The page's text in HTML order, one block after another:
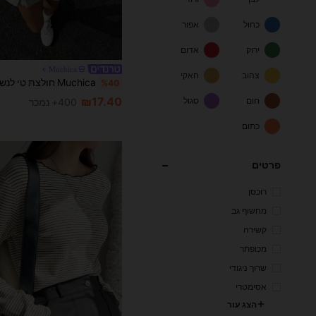
כחול אפור
ירוק אדום
צהוב חאקי
חום סגול
כתום
פרטים
רוכסן
מחשוף גב
קשירה
מכופתר
שרוך ניגודי
אסימטרי
הצג עור
%40
₪17.40 400+ נמכר